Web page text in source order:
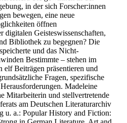
in der sich Forscher:innen
bewegen, eine neue
öffnen
digitalen Geisteswissenschaften,
Bibliothek zu begegnen? Die
und das Nicht-
Bestimmte – stehen im
elf Beiträgen präsentieren und
Fragen, spezifische
Madeleine
Mitarbeiterin und stellvertretende
am Deutschen Literaturarchiv
u. a.: Popular History and Fiction: